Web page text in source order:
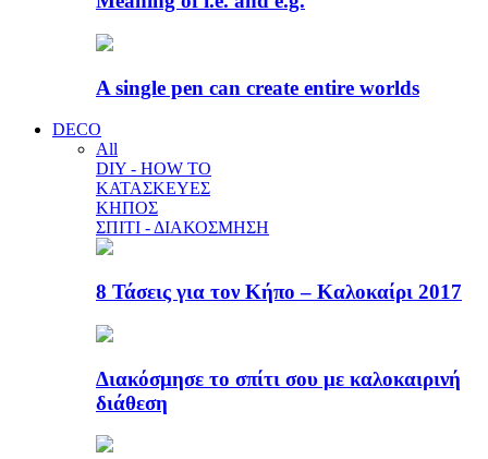
A single pen can create entire worlds
DECO
All
DIY - HOW TO
ΚΑΤΑΣΚΕΥΕΣ
ΚΗΠΟΣ
ΣΠΙΤΙ - ΔΙΑΚΟΣΜΗΣΗ
8 Τάσεις για τον Κήπο – Καλοκαίρι 2017
Διακόσμησε το σπίτι σου με καλοκαιρινή
διάθεση